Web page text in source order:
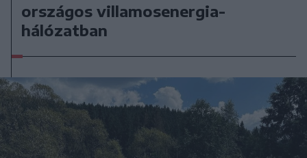
országos villamosenergia-
hálózatban